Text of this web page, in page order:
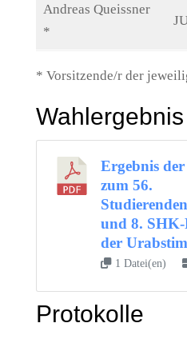
Andreas Queissner
*
* Vorsitzende/r der
Wahlergebnis
Ergebnis
zum 56.
und 8. SHK-
der
1 Datei(en)
Protokolle